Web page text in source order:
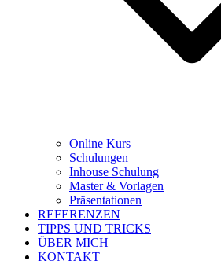
Online Kurs
Schulungen
Inhouse Schulung
Master & Vorlagen
Präsentationen
REFERENZEN
TIPPS UND TRICKS
ÜBER MICH
KONTAKT